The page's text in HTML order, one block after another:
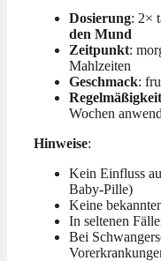
Dosierung: 2×
den Mund
Zeitpunkt:
Mahlzeiten
Geschmack:
Regelmäßigkeit
Wochen
Hinweise:
Kein Einfluss
Baby-Pille)
Keine
In seltenen
Bei